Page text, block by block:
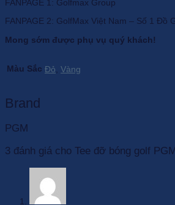
FANPAGE 1: Golfmax Group
FANPAGE 2: GolfMax Việt Nam – Số 1 Đồ
Mong sớm được phụ vụ quý khách!
Màu Sắc Đỏ Vàng
Brand
PGM
3 đánh giá cho Tee đỡ bóng golf